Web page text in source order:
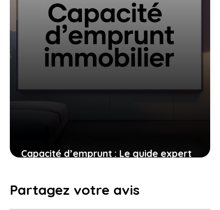
Capacité d’emprunt : Le guide expert
calcul
Partagez votre avis